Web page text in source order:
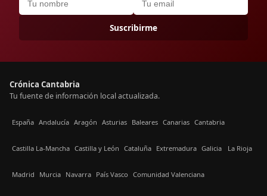
Suscribirme
Crónica Cantabria
Tu fuente de información local actualizada.
España Andalucía Aragón Asturias Baleares Canarias Cantabria
Castilla La-Mancha Castilla y León Cataluña Extremadura Galicia La Rioja
Madrid Murcia Navarra País Vasco Comunidad Valenciana